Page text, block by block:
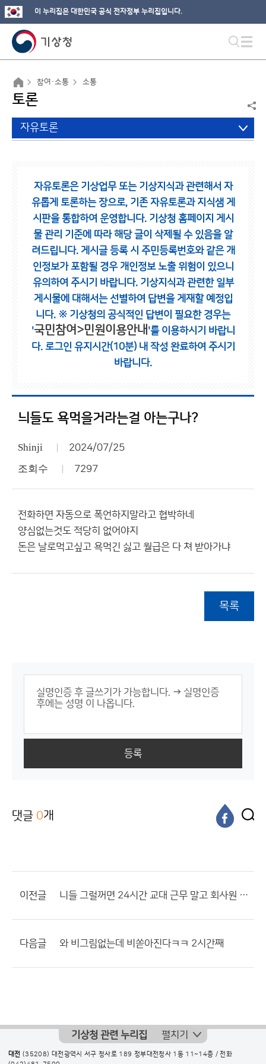
이 누리집은 대한민국 공식 전자정부 누리집입니다.
참여·소통 소통
토론
자유토론
자유토론은 기상업무 또는 기상지식과 관련해서 자
유롭게 토론하는 장으로, 기존 자유토론과 지식샘 게
시판을 통합하여 운영합니다. 기상청 홈페이지 게시
물 관리 기준에 따라 해당 글이 삭제될 수 있음을 알
려드립니다. 게시글 등록 시 주민등록번호와 같은 개
인정보가 포함될 경우 개인정보 노출 위험이 있으니
유의하여 주시기 바랍니다. 기상지식과 관련한 일부
게시물에 대해서는 선별하여 답변을 게재할 예정입
니다. ※ 기상청의 공식적인 답변이 필요한 경우는
'국민참여>민원이용안내 '를 이용하시기 바랍니
다. 로그인 유지시간(10분) 내 작성 완료하여 주시기
바랍니다.
늬들도 욕먹을거라는걸 아는구나?
Shinji 2024/07/25
조회수 7297
전화하면 자동으로 폭언하지말라고 협박하네
양심없는것도 적당히 없어야지
돈은 날로먹고싶고 욕먹긴 싫고 월급은 다 쳐 받아가냐
목록
등록
댓글 0개
이전글 니들 그럴꺼면 24시간 교대 근무 말고 회사원 처럼 일하라니까?
다음글 와 비그림없는데 비쏟아진다ㅋㅋ 2시간째
기상청 관련 누리집 펼치기
대전 (35208) 대전광역시 서구 청사로 189 정부대전청사 1동 11~14층 / 전화